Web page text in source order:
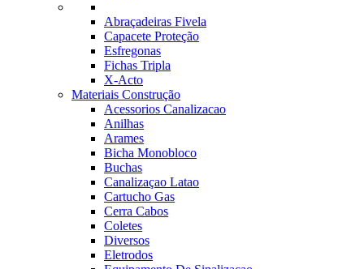
Abraçadeiras Fivela
Capacete Proteção
Esfregonas
Fichas Tripla
X-Acto
Materiais Construção
Acessorios Canalizacao
Anilhas
Arames
Bicha Monobloco
Buchas
Canalizaçao Latao
Cartucho Gas
Cerra Cabos
Coletes
Diversos
Eletrodos